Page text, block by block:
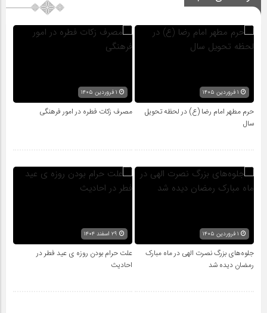
حرم مطهر امام رضا (ع) در لحظه تحویل
سال
مصرف زکات فطره در امور فرهنگی
جلوه‌های بزرگ نصرت الهی در ماه مبارک
رمضان دیده شد
علت حرام بودن روزه ی عید فطر در
احادیث